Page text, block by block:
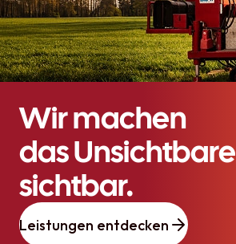
Wir machen
das Unsichtbare
sichtbar.
Leistungen entdecken